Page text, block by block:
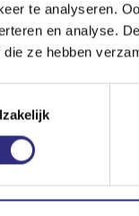
te analyseren.
en analyse.
ze hebben
SURF op jeMy USC-
in met de SURF-
aangetoond dat je
I of II-tarief.
in My USC?Log
kun je